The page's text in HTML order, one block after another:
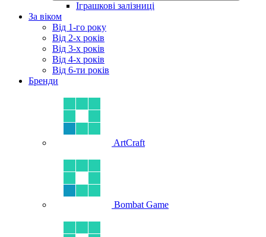
Іграшкові залізниці
За віком
Від 1-го року
Від 2-х років
Від 3-х років
Від 4-х років
Від 6-ти років
Бренди
ArtCraft
Bombat Game